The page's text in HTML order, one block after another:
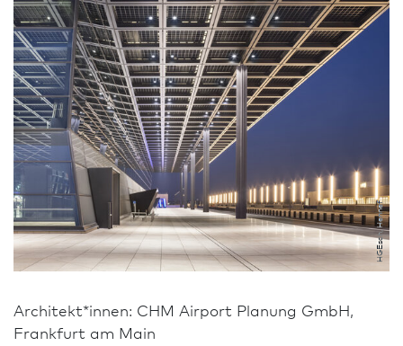
HGEsch, Hennef
Architekt*innen: CHM Airport Planung GmbH,
Frank­furt am Main